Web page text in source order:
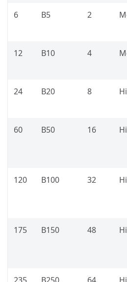
6 B5 2
12 B10 4
24 B20 8
60 B50 16
120 B100 32
175 B150 48
235 B250 64